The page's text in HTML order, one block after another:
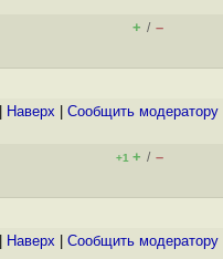
+ / –
Наверх Cообщить модератору
+1 + / –
Наверх Cообщить модератору